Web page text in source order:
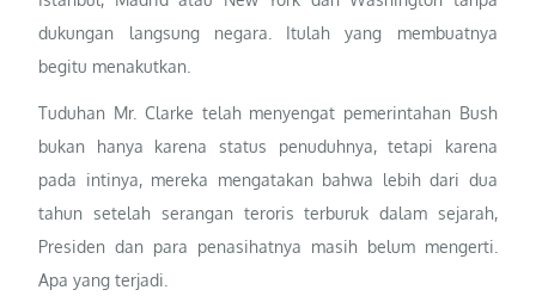
dukungan langsung negara. Itulah yang membuatnya
begitu menakutkan.
Tuduhan Mr. Clarke telah menyengat pemerintahan Bush
bukan hanya karena status penuduhnya, tetapi karena
pada intinya, mereka mengatakan bahwa lebih dari dua
tahun setelah serangan teroris terburuk dalam sejarah,
Presiden dan para penasihatnya masih belum mengerti.
Apa yang terjadi.